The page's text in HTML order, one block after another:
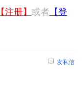
【注册】 或者 【登
发私信